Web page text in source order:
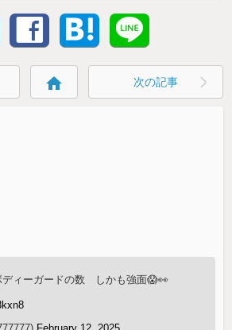
home 次の記事
ディーガードの数 しかも強面😱👀